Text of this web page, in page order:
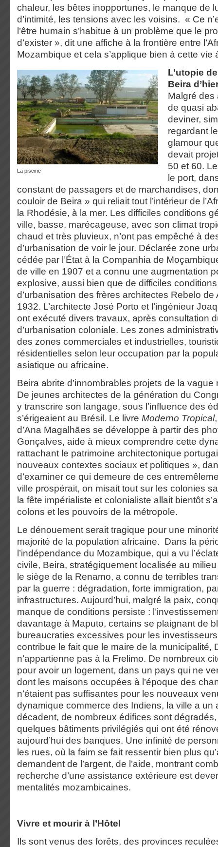
chaleur, les bêtes inopportunes, le manque de
d’intimité, les tensions avec les voisins. « Ce
l’être humain s’habitue à un problème que le
d’exister », dit une affiche à la frontière entre
Mozambique et cela s’applique bien à cette vie
la piscine
L’utopie
Beira
Malgré des
de quasi
deviner,
regardant
glamour
devait
50 et 60.
le port,
constant de passagers et de marchandises,
couloir de Beira » qui reliait tout l’intérieur de
la Rhodésie, à la mer. Les difficiles conditions
ville, basse, marécageuse, avec son climat
chaud et très pluvieux, n’ont pas empêché à
d’urbanisation de voir le jour. Déclarée zone
cédée par l’État à la Companhia de
de ville en 1907 et a connu une augmentation
explosive, aussi bien que de difficiles
d’urbanisation des frères architectes Rebelo
1932. L’architecte José Porto et l’ingénieur
ont exécuté divers travaux, après consultation
d’urbanisation coloniale. Les zones
des zones commerciales et industrielles,
résidentielles selon leur occupation par la
asiatique ou africaine.
Beira abrite d’innombrables projets de la vague
De jeunes architectes de la génération du
y transcrire son langage, sous l’influence des
s’érigeaient au Brésil. Le livre Moderno Tropical
d’Ana Magalhães se développe à partir des
Gonçalves, aide à mieux comprendre cette
rattachant le patrimoine architectonique
nouveaux contextes sociaux et politiques »,
d’examiner ce qui demeure de ces
ville prospérait, on misait tout sur les colonies
la fête impérialiste et colonialiste allait bientôt
colons et les pouvoirs de la métropole.
Le dénouement serait tragique pour une
majorité de la population africaine. Dans la
l’indépendance du Mozambique, qui a vu
civile, Beira, stratégiquement localisée au
le siège de la Renamo, a connu de terribles
par la guerre : dégradation, forte immigration,
infrastructures. Aujourd’hui, malgré la paix,
manque de conditions persiste :
davantage à Maputo, certains se plaignant de
bureaucraties excessives pour les
contribue le fait que le maire de la municipalité,
n’appartienne pas à la Frelimo. De nombreux
pour avoir un logement, dans un pays qui ne
dont les maisons occupées à l’époque des
n’étaient pas suffisantes pour les nouveaux
dynamique commerce des Indiens, la ville a un
décadent, de nombreux édifices sont dégradés,
quelques bâtiments privilégiés qui ont été
aujourd’hui des banques. Une infinité de
les rues, où la faim se fait ressentir bien plus
demandent de l’argent, de l’aide, montrant
recherche d’une assistance extérieure est
mentalités mozambicaines.
Vivre et mourir à l’Hôtel
Ils sont venus des forêts, des provinces